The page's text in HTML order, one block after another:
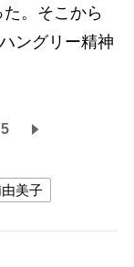
。そこから
ングリー精神
5
美子